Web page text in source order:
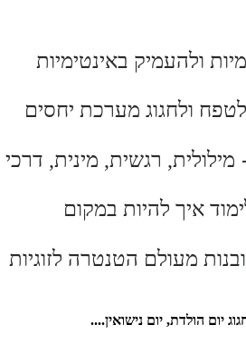
ולהעמיק באינטימיות
ולחגוג מערכת יחסים
מילולית, רגשית, מינית, דרכי
איך להיות במקום
מעולם הטנטרה לזוגיות
יום הולדת, יום נישואין....